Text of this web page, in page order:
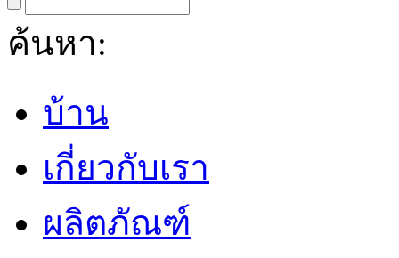
ค้นหา:
บ้าน
เกี่ยวกับเรา
ผลิตภัณฑ์